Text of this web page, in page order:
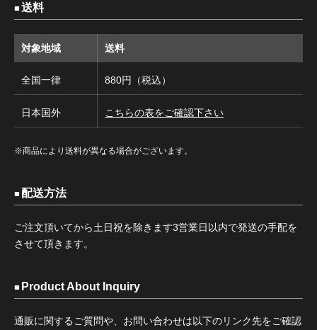
送料
対象地域 送料
全国一律 880円（税込）
日本国外 こちらの表をご確認下さい
※商品により送料が異なる場合がございます。
配送方法
ご注文頂いてから土日祝を除きます3営業日以内で発送の手配を
させて頂きます。
Product About Inquiry
通販に関するご質問や、お問い合わせは以下のリンク先をご確認